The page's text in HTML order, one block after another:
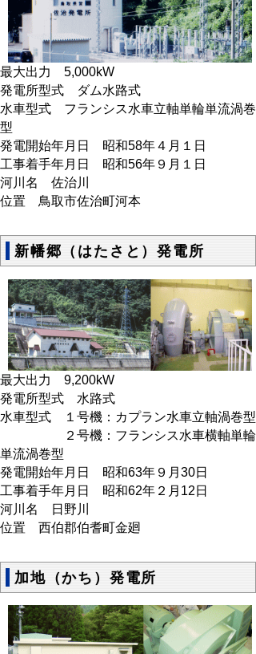
最大出力 5,000kW
発電所型式 ダム水路式
水車型式 フランシス水車立軸単輪単流渦巻
型
発電開始年月日 昭和58年４月１日
工事着手年月日 昭和56年９月１日
河川名 佐治川
位置 鳥取市佐治町河本
新幡郷（はたさと）発電所
最大出力 9,200kW
発電所型式 水路式
水車型式 １号機：カプラン水車立軸渦巻型
２号機：フランシス水車横軸単輪
単流渦巻型
発電開始年月日 昭和63年９月30日
工事着手年月日 昭和62年２月12日
河川名 日野川
位置 西伯郡伯耆町金廻
加地（かち）発電所